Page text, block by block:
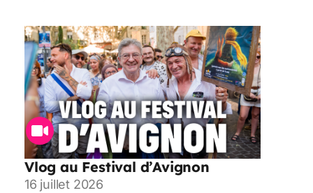
Vlog au Festival d’Avignon
16 juillet 2026